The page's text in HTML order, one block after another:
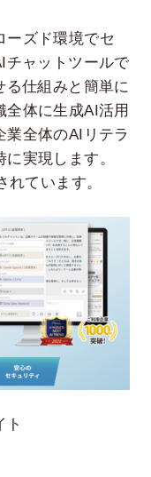
ーズド環境でセ
チャットツールで
仕組みと簡単に
全体に生成AI活用
業全体のAIリテラ
実現します。
ています。
ト